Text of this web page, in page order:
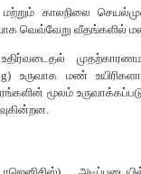
வேகத்தினை
வித்துக்கள்